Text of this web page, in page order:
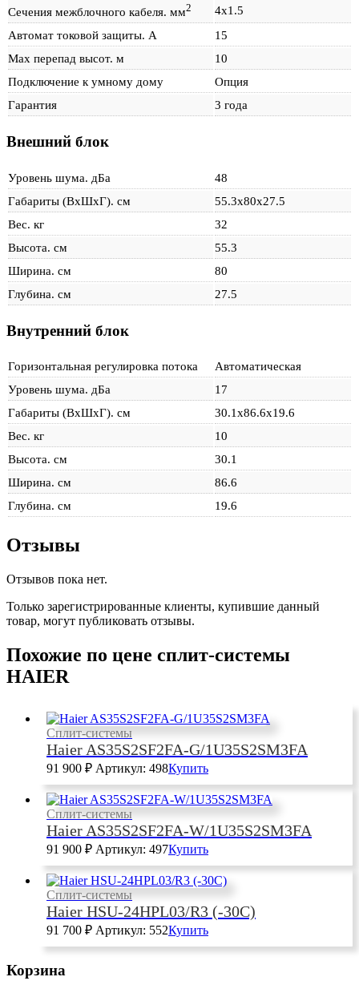
Сечения межблочного кабеля. мм2
4х1.5
Автомат токовой защиты. А
15
Max перепад высот. м
10
Подключение к умному дому
Опция
Гарантия
3 года
Внешний блок
Уровень шума. дБа
48
Габариты (ВхШхГ). см
55.3х80х27.5
Вес. кг
32
Высота. см
55.3
Ширина. см
80
Глубина. см
27.5
Внутренний блок
Горизонтальная регулировка потока
Автоматическая
Уровень шума. дБа
17
Габариты (ВхШхГ). см
30.1х86.6х19.6
Вес. кг
10
Высота. см
30.1
Ширина. см
86.6
Глубина. см
19.6
Отзывы
Отзывов пока нет.
Только зарегистрированные клиенты, купившие данный
товар, могут публиковать отзывы.
Похожие по цене сплит-системы
HAIER
Сплит-системы
Haier AS35S2SF2FA-G/1U35S2SM3FA
91 900 ₽ Артикул: 498Купить
Сплит-системы
Haier AS35S2SF2FA-W/1U35S2SM3FA
91 900 ₽ Артикул: 497Купить
Сплит-системы
Haier HSU-24HPL03/R3 (-30C)
91 700 ₽ Артикул: 552Купить
Корзина